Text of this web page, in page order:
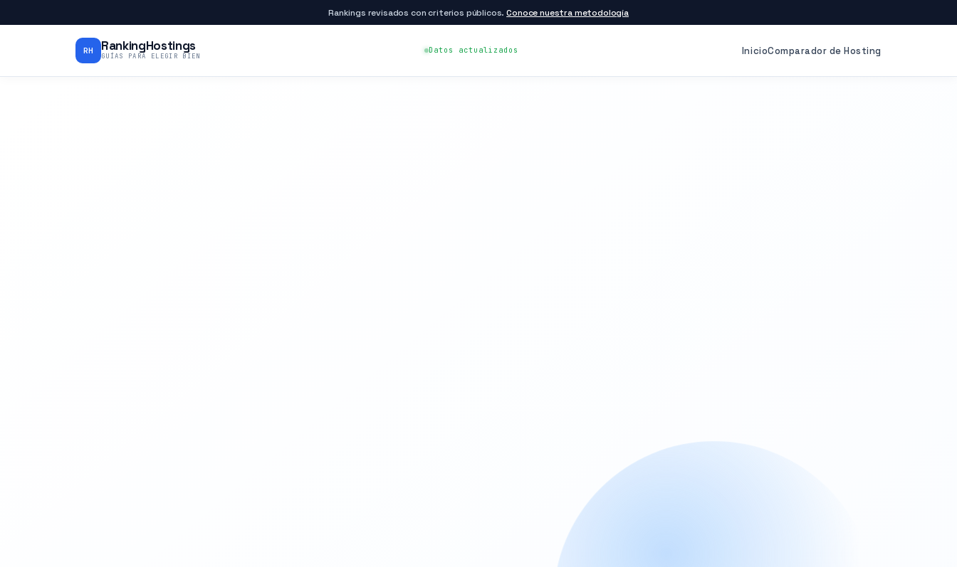
Rankings revisados con criterios públicos.Conoce nuestra metodología
RH RankingHostings
GUÍAS PARA ELEGIR BIEN
Datos actualizados InicioComparador de Hosting